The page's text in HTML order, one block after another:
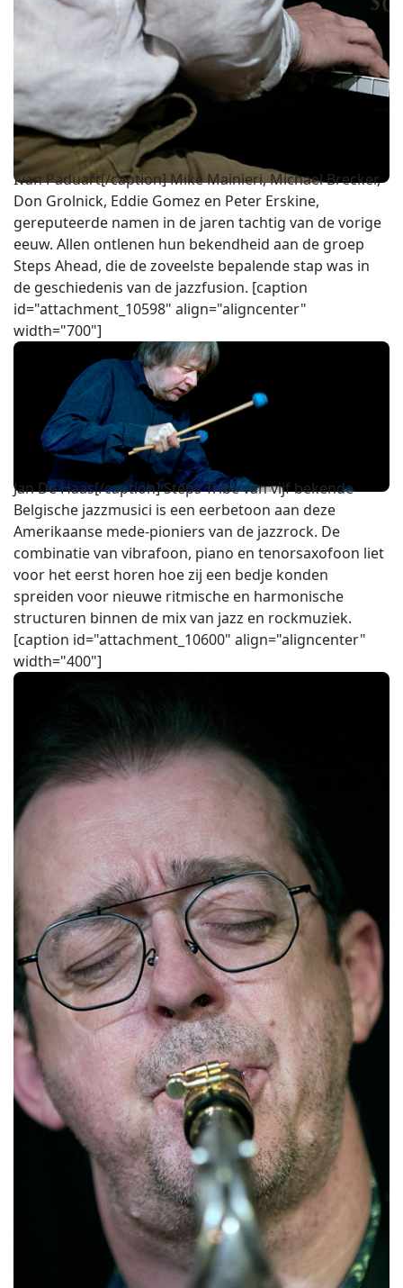
Ivan Paduart[/caption] Mike Mainieri, Michael Brecker,
Don Grolnick, Eddie Gomez en Peter Erskine,
gereputeerde namen in de jaren tachtig van de vorige
eeuw. Allen ontlenen hun bekendheid aan de groep
Steps Ahead, die de zoveelste bepalende stap was in
de geschiedenis van de jazzfusion. [caption
id="attachment_10598" align="aligncenter"
width="700"]
Jan De Haas[/caption] Steps Tribe van vijf bekende
Belgische jazzmusici is een eerbetoon aan deze
Amerikaanse mede-pioniers van de jazzrock. De
combinatie van vibrafoon, piano en tenorsaxofoon liet
voor het eerst horen hoe zij een bedje konden
spreiden voor nieuwe ritmische en harmonische
structuren binnen de mix van jazz en rockmuziek.
[caption id="attachment_10600" align="aligncenter"
width="400"]